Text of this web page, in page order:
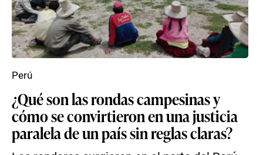
¿Qué son las rondas campesinas y
cómo se convirtieron en una justicia
paralela de un país sin reglas claras?
Perú